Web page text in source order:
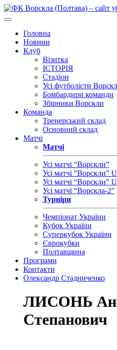
Головна
Новини
Клуб
Візитка
ІСТОРІЯ
Стадіон
Усі футболісти
Бомбардири команди
Збірники Ворскли
Команда
Тренерський склад
Основний склад
Матчі
Матчі
Усі матчі “Ворскли”
Усі матчі “Ворскли”
Усі матчі “Ворскли”
Усі матчі “Ворскла-2”
Турніри
Чемпіонат України
Кубок України
Суперкубок України
Єврокубки
Полтавщина
Програми
Контакти
Олександр Стадниченко
ЛИСОНЬ
Степанович